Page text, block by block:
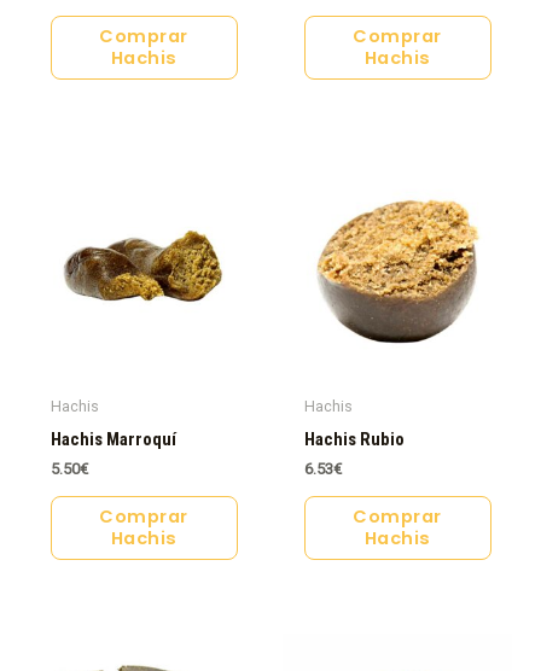
Comprar
Hachis
Comprar
Hachis
Hachis
Hachis Marroquí
5.50€
Comprar
Hachis
Hachis
Hachis Rubio
6.53€
Comprar
Hachis